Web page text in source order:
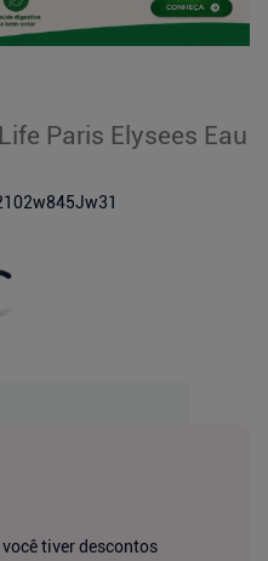
Paris Elysees Eau
tiver descontos